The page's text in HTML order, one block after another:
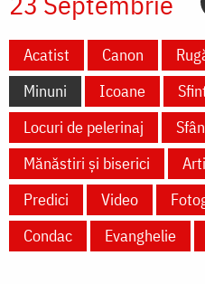
Acatist Canon
Minuni
Icoane
Locuri de pelerinaj
Mănăstiri și biserici
Predici
Video
Condac
Evanghelie